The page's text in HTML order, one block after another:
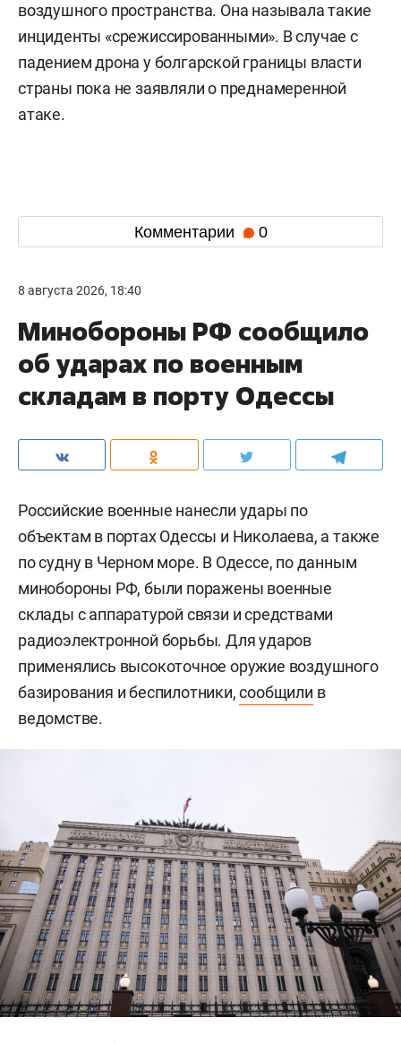
воздушного пространства. Она называла такие
инциденты «срежиссированными». В случае с
падением дрона у болгарской границы власти
страны пока не заявляли о преднамеренной
атаке.
Комментарии 0
8 августа 2026, 18:40
Минобороны РФ сообщило
об ударах по военным
складам в порту Одессы
Российские военные нанесли удары по
объектам в портах Одессы и Николаева, а также
по судну в Черном море. В Одессе, по данным
минобороны РФ, были поражены военные
склады с аппаратурой связи и средствами
радиоэлектронной борьбы. Для ударов
применялись высокоточное оружие воздушного
базирования и беспилотники,сообщили в
ведомстве.